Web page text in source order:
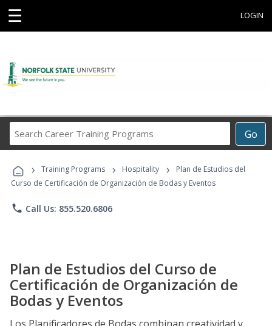
☰ LOGIN
Go
Career
Programs
› Training Programs › Hospitality ›
Plan de Estudios del
Curso de Certificación de Organización de Bodas y Eventos
phone Call Us: 855.520.6806
Plan de Estudios del Curso de
Certificación de Organización de
Bodas y Eventos